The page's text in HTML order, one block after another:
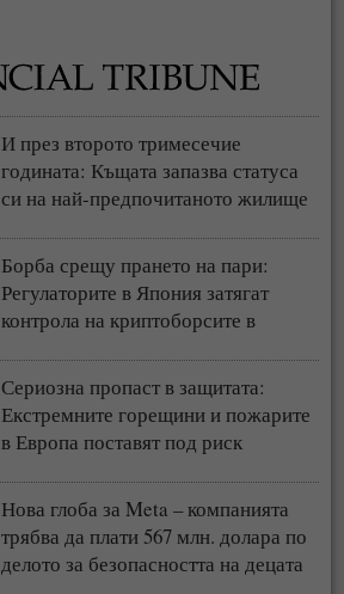
И през второто тримесечие
годината: Къщата запазва статуса
си на най-предпочитаното жилище
Борба срещу прането на пари:
Регулаторите в Япония затягат
контрола на криптоборсите в
Сериозна пропаст в защитата:
Екстремните горещини и пожарите
в Европа поставят под риск
Нова глоба за Meta – компанията
трябва да плати 567 млн. долара по
делото за безопасността на децата